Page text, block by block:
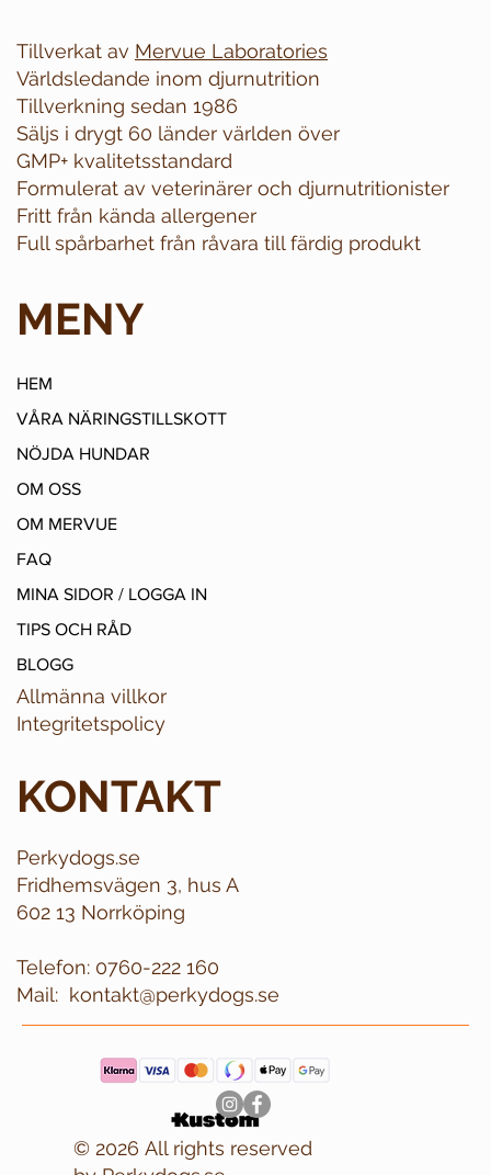
Tillverkat av Mervue Laboratories
Världsledande inom djurnutrition
Tillverkning sedan 1986
Säljs i drygt 60 länder världen över
GMP+ kvalitetsstandard
Formulerat av veterinärer och djurnutritionister
Fritt från kända allergener
Full spårbarhet från råvara till färdig produkt
MENY
HEM
VÅRA NÄRINGSTILLSKOTT
NÖJDA HUNDAR
OM OSS
OM MERVUE
FAQ
MINA SIDOR / LOGGA IN
TIPS OCH RÅD
BLOGG
Allmänna villkor
Integritetspolicy
KONTAKT
Perkydogs.se
Fridhemsvägen 3, hus A
602 13 Norrköping
Telefon: 0760-222 160
kontakt@perkydogs.se
Mail:
© 2026 All rights reserved